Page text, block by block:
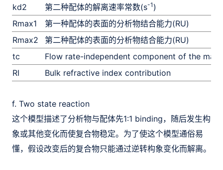
kd2
第二种配体的解离速率常数(s-1 )
Rmax1
第一种配体的表面的分析物结合能力(RU)
Rmax2
第二种配体的表面的分析物结合能力(RU)
tc
Flow rate-independent component of the
RI
Bulk refractive index contribution
f. Two state reaction
这个模型描述了分析物与配体先1:1 binding，随后发生构
象或其他变化而使复合物稳定。为了使这个模型通俗易
懂，假设改变后的复合物只能通过逆转构象变化而解离。